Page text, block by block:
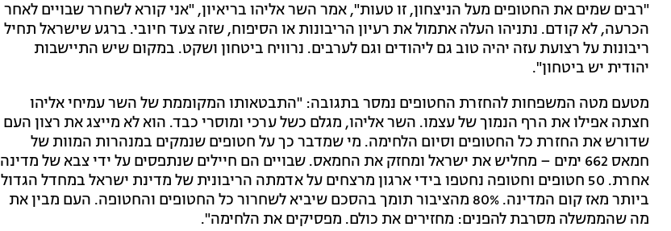
"רבים שמים את החטופים מעל הניצחון, זו טעות", אמר השר אליהו בריאיון, "אני קורא לשחרר שבויים לאחר
הכרעה, לא קודם. נתניהו העלה אתמול את רעיון הריבונות או הסיפוח, שזה צעד חיובי. ברגע שישראל תחיל
ריבונות על רצועת עזה יהיה טוב גם ליהודים וגם לערבים. נרוויח ביטחון ושקט. במקום שיש התיישבות
יהודית יש ביטחון".
מטעם מטה המשפחות להחזרת החטופים נמסר בתגובה: "התבטאותו המקוממת של השר עמיחי אליהו
חצתה אפילו את הרף הנמוך של עצמו. השר אליהו, מגלם כשל ערכי ומוסרי כבד. הוא לא מייצג את רצון העם
שדורש את החזרת כל החטופים וסיום הלחימה. מי שמדבר כך על חטופים שנמקים במנהרות המוות של
חמאס 662 ימים – מחליש את ישראל ומחזק את החמאס. שבויים הם חיילים שנתפסים על ידי צבא של מדינה
אחרת. 50 חטופים וחטופה נחטפו בידי ארגון מרצחים על אדמתה הריבונית של מדינת ישראל במחדל הגדול
ביותר מאז קום המדינה. 80% מהציבור תומך בהסכם שיביא לשחרור כל החטופים והחטופה. העם מבין את
מה שהממשלה מסרבת להפנים: מחזירים את כולם. מפסיקים את הלחימה".